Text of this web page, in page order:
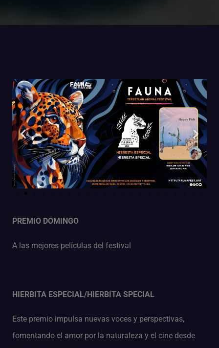
PREMIO DOMINGO
A las mejores películas del festival
HIERBITA ESPECIAL/HIERBITA SPECIAL
Este premio impulsa nuevas voces y perspectivas,
fomentando el amor por la naturaleza y el cine desde